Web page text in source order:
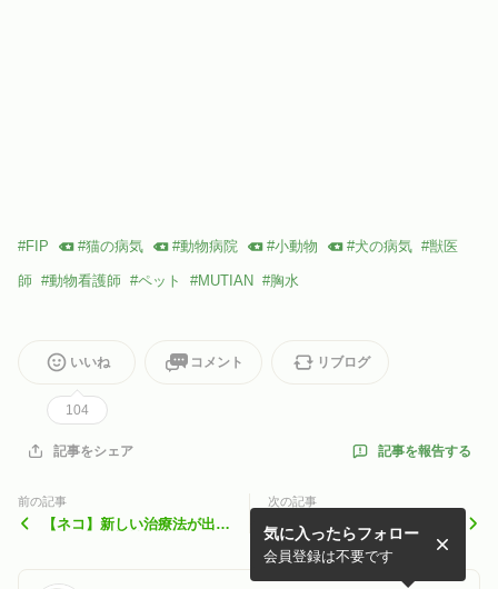
#FIP #猫の病気 #動物病院 #小動物 #犬の病気 #獣医
師 #動物看護師 #ペット #MUTIAN #胸水
いいね
104
コメント リブログ
記事をシェア 記事を報告する
前の記事
【ネコ】新しい治療法が出て
次の記事
【ネコ】新しい治療法が出て
きた？猫伝染性腹膜炎（FI
P）とは①
気に入ったらフォロー
会員登録は不要です